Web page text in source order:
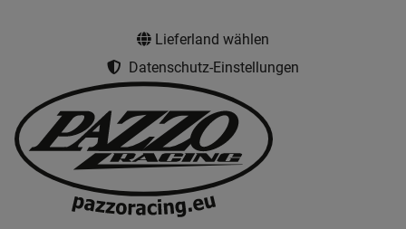
Lieferland wählen
Datenschutz-Einstellungen